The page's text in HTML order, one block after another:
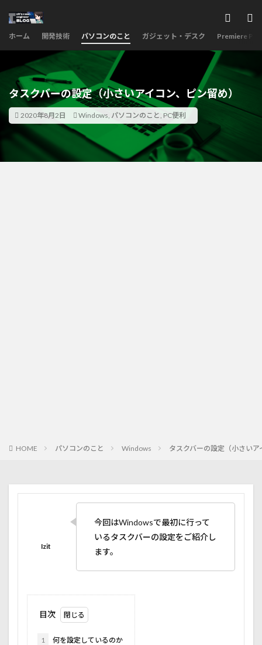
ホーム 開発技術 パソコンのこと ガジェット・デスク Premiere Pro
タスクバーの設定（小さいアイコン、ピン留め）
2020年8月2日 Windows, パソコンのこと, PC便利
HOME パソコンのこと Windows タスクバーの設定（小さい
今回はWindowsで最初に行って
いるタスクバーの設定をご紹介し
ます。
目次
1 何を設定しているのか